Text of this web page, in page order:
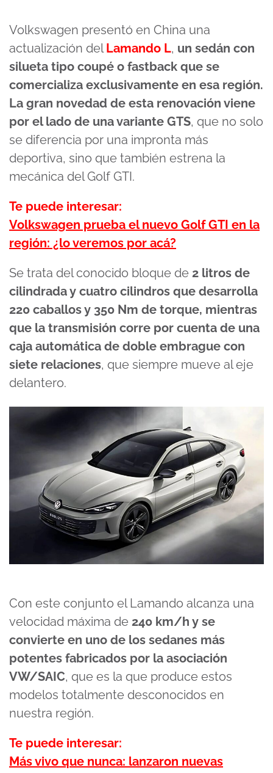
Volkswagen presentó en China una
actualización delLamando L, un sedán con
silueta tipo coupé o fastback que se
comercializa exclusivamente en esa región.
La gran novedad de esta renovación viene
por el lado de una variante GTS, que no solo
se diferencia por una impronta más
deportiva, sino que también estrena la
mecánica del Golf GTI.
Te puede interesar:
Volkswagen prueba el nuevo Golf GTI en la
región: ¿lo veremos por acá?
Se trata del conocido bloque de 2 litros de
cilindrada y cuatro cilindros que desarrolla
220 caballos y 350 Nm de torque, mientras
que la transmisión corre por cuenta de una
caja automática de doble embrague con
siete relaciones, que siempre mueve al eje
delantero.
Con este conjunto el Lamando alcanza una
velocidad máxima de 240 km/h y se
convierte en uno de los sedanes más
potentes fabricados por la asociación
VW/SAIC, que es la que produce estos
modelos totalmente desconocidos en
nuestra región.
Te puede interesar:
Más vivo que nunca: lanzaron nuevas